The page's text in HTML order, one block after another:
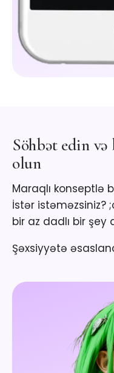
Söhbət edin
olun
Maraqlı konseptlə
İstər istəməzsiniz?
bir az dadlı bir şey
Şəxsiyyətə